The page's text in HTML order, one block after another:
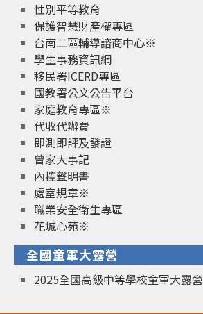
性別平等教育
保護智慧財產權專區
台南二區輔導諮商中心※
學生事務資訊網
移民署ICERD專區
國教署公文公告平台
家庭教育專區※
代收代辦費
即測即評及發證
曾家大事記
內控聲明書
處室規章※
職業安全衛生專區
花城心苑※
全國童軍大露營
2025全國高級中等學校童軍大露營